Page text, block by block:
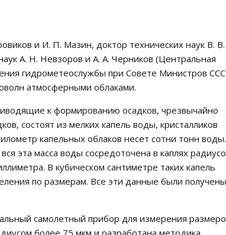
и И. П. Мазин, доктор технических наук В. В.
А. Н. Невзоров и А. А. Черников (Центральная
гидрометеослужбы при Совете Министров
атмосферными облаками.
к формированию осадков, чрезвычайно
состоят из мелких капель воды, кристалликов
капельных облаков несет сотни тонн
эта масса воды сосредоточена в каплях
В кубическом сантиметре таких капель
по размерам. Все эти данные были
самолетный прибор для измерения
более 75 мкм и разработана методика